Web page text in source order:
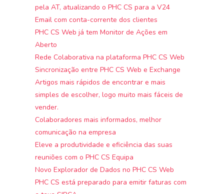
pela AT, atualizando o PHC CS para a V24
Email com conta-corrente dos clientes
PHC CS Web já tem Monitor de Ações em
Aberto
Rede Colaborativa na plataforma PHC CS Web
Sincronização entre PHC CS Web e Exchange
Artigos mais rápidos de encontrar e mais
simples de escolher, logo muito mais fáceis de
vender.
Colaboradores mais informados, melhor
comunicação na empresa
Eleve a produtividade e eficiência das suas
reuniões com o PHC CS Equipa
Novo Explorador de Dados no PHC CS Web
PHC CS está preparado para emitir faturas com